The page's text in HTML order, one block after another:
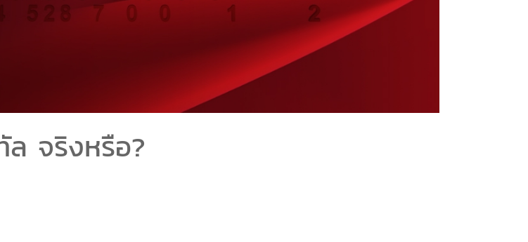
ล จริงหรือ?